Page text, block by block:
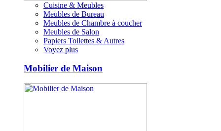
Cuisine & Meubles
Meubles de Bureau
Meubles de Chambre à coucher
Meubles de Salon
Papiers Toilettes & Autres
Voyez plus
Mobilier de Maison